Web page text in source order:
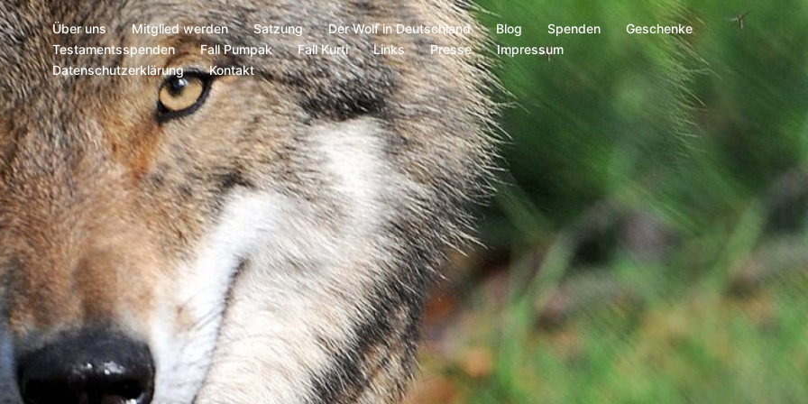
Über uns Mitglied werden Satzung Der Wolf in Deutschland Blog Spenden
Geschenke
Testamentsspenden
Fall Pumpak Fall Kurti Links Presse
Impressum
Datenschutzerklärung
Kontakt